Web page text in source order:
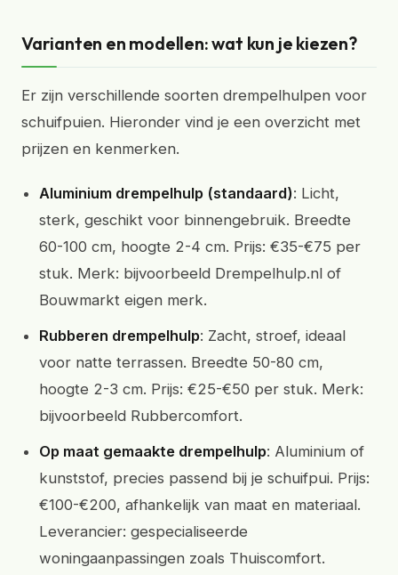
Varianten en modellen: wat kun je kiezen?
Er zijn verschillende soorten drempelhulpen voor
schuifpuien. Hieronder vind je een overzicht met
prijzen en kenmerken.
Aluminium drempelhulp (standaard): Licht,
sterk, geschikt voor binnengebruik. Breedte
60-100 cm, hoogte 2-4 cm. Prijs: €35-€75 per
stuk. Merk: bijvoorbeeld Drempelhulp.nl of
Bouwmarkt eigen merk.
Rubberen drempelhulp: Zacht, stroef, ideaal
voor natte terrassen. Breedte 50-80 cm,
hoogte 2-3 cm. Prijs: €25-€50 per stuk. Merk:
bijvoorbeeld Rubbercomfort.
Op maat gemaakte drempelhulp: Aluminium of
kunststof, precies passend bij je schuifpui. Prijs:
€100-€200, afhankelijk van maat en materiaal.
Leverancier: gespecialiseerde
woningaanpassingen zoals Thuiscomfort.